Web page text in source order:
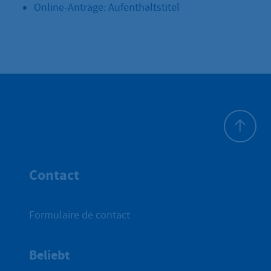
Online-Anträge: Aufenthaltstitel
Contact
Formulaire de contact
Beliebt